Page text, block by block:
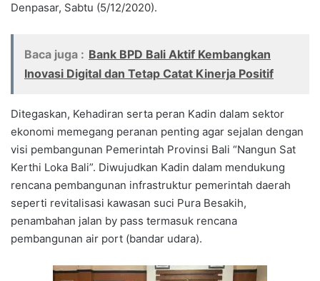
Denpasar, Sabtu (5/12/2020).
Baca juga : Bank BPD Bali Aktif Kembangkan
Inovasi Digital dan Tetap Catat Kinerja Positif
Ditegaskan, Kehadiran serta peran Kadin dalam sektor
ekonomi memegang peranan penting agar sejalan dengan
visi pembangunan Pemerintah Provinsi Bali “Nangun Sat
Kerthi Loka Bali”. Diwujudkan Kadin dalam mendukung
rencana pembangunan infrastruktur pemerintah daerah
seperti revitalisasi kawasan suci Pura Besakih,
penambahan jalan by pass termasuk rencana
pembangunan air port (bandar udara).